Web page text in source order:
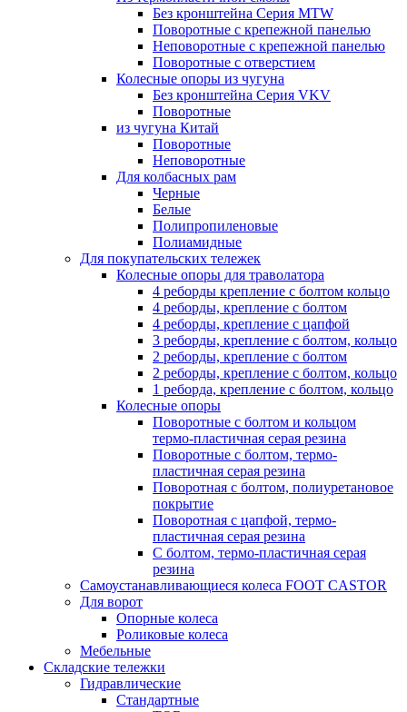
Без кронштейна Серия MTW
Поворотные с крепежной панелью
Неповоротные с крепежной панелью
Поворотные с отверстием
Колесные опоры из чугуна
Без кронштейна Серия VKV
Поворотные
из чугуна Китай
Поворотные
Неповоротные
Для колбасных рам
Черные
Белые
Полипропиленовые
Полиамидные
Для покупательских тележек
Колесные опоры для траволатора
4 реборды крепление с болтом кольцо
4 реборды, крепление с болтом
4 реборды, крепление с цапфой
3 реборды, крепление с болтом, кольцо
2 реборды, крепление с болтом
2 реборды, крепление с болтом, кольцо
1 реборда, крепление с болтом, кольцо
Колесные опоры
Поворотные с болтом и кольцом
термо-пластичная серая резина
Поворотные с болтом, термо-
пластичная серая резина
Поворотная с болтом, полиуретановое
покрытие
Поворотная с цапфой, термо-
пластичная серая резина
С болтом, термо-пластичная серая
резина
Самоустанавливающиеся колеса FOOT CASTOR
Для ворот
Опорные колеса
Роликовые колеса
Мебельные
Складские тележки
Гидравлические
Стандартные